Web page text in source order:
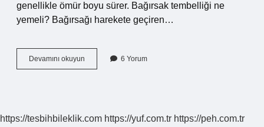
genellikle ömür boyu sürer. Bağırsak tembelliği ne
yemeli? Bağırsağı harekete geçiren…
Devamını okuyun Bağırsak
Tembelliği
6 Yorum
https://tesbihbileklik.com https://yuf.com.tr https://peh.com.tr